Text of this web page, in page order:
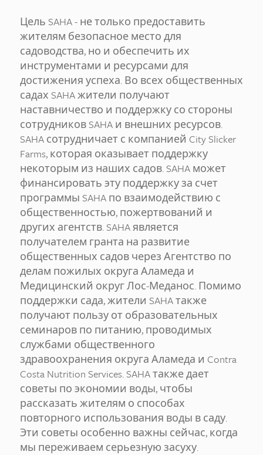
Цель SAHA - не только предоставить
жителям безопасное место для
садоводства, но и обеспечить их
инструментами и ресурсами для
достижения успеха. Во всех общественных
садах SAHA жители получают
наставничество и поддержку со стороны
сотрудников SAHA и внешних ресурсов.
SAHA сотрудничает с компанией City Slicker
Farms, которая оказывает поддержку
некоторым из наших садов. SAHA может
финансировать эту поддержку за счет
программы SAHA по взаимодействию с
общественностью, пожертвований и
других агентств. SAHA является
получателем гранта на развитие
общественных садов через Агентство по
делам пожилых округа Аламеда и
Медицинский округ Лос-Меданос. Помимо
поддержки сада, жители SAHA также
получают пользу от образовательных
семинаров по питанию, проводимых
службами общественного
здравоохранения округа Аламеда и Contra
Costa Nutrition Services. SAHA также дает
советы по экономии воды, чтобы
рассказать жителям о способах
повторного использования воды в саду.
Эти советы особенно важны сейчас, когда
мы переживаем серьезную засуху.